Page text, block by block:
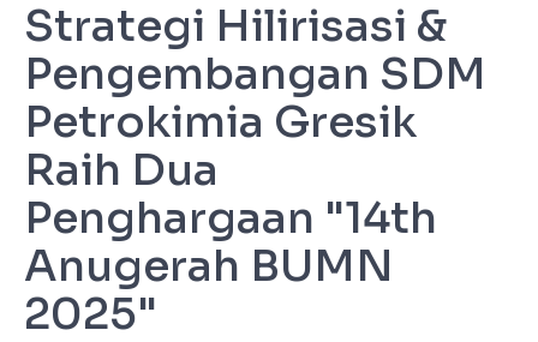
Strategi Hilirisasi &
Pengembangan SDM
Petrokimia Gresik
Raih Dua
Penghargaan "14th
Anugerah BUMN
2025"